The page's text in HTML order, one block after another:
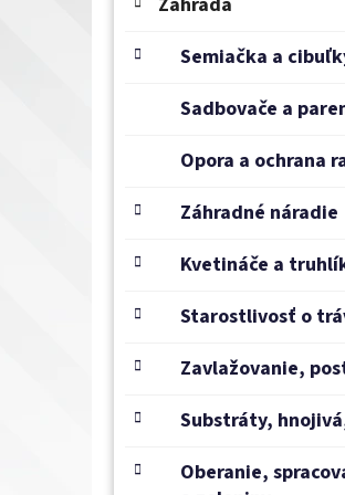
Semiačka a
Sadbovače a
Opora a ochrana
Záhradné náradie
Kvetináče a
Starostlivosť o
Zavlažovanie,
Substráty,
Oberanie,